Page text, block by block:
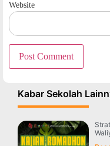
Website
Kabar Sekolah